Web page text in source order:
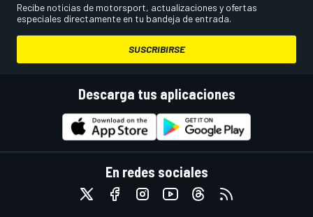
Recibe noticias de motorsport, actualizaciones y ofertas
especiales directamente en tu bandeja de entrada.
SUSCRIBIRSE
Descarga tus aplicaciones
En redes sociales